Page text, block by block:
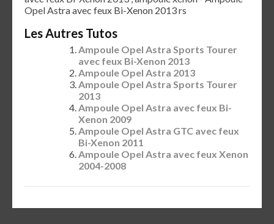
Opel Astra avec feux Bi-Xenon 2013 rs
Les Autres Tutos
Ampoule Opel Astra Sports Tourer
avec feux Bi-Xenon 2013
Ampoule Opel Astra 2013
Ampoule Opel Astra Sports Tourer
2013
Ampoule Opel Astra avec feux Bi-
Xenon 2009
Ampoule Opel Astra GTC avec feux
Bi-Xenon 2011
Ampoule Opel Astra avec feux Xenon
2004-2008